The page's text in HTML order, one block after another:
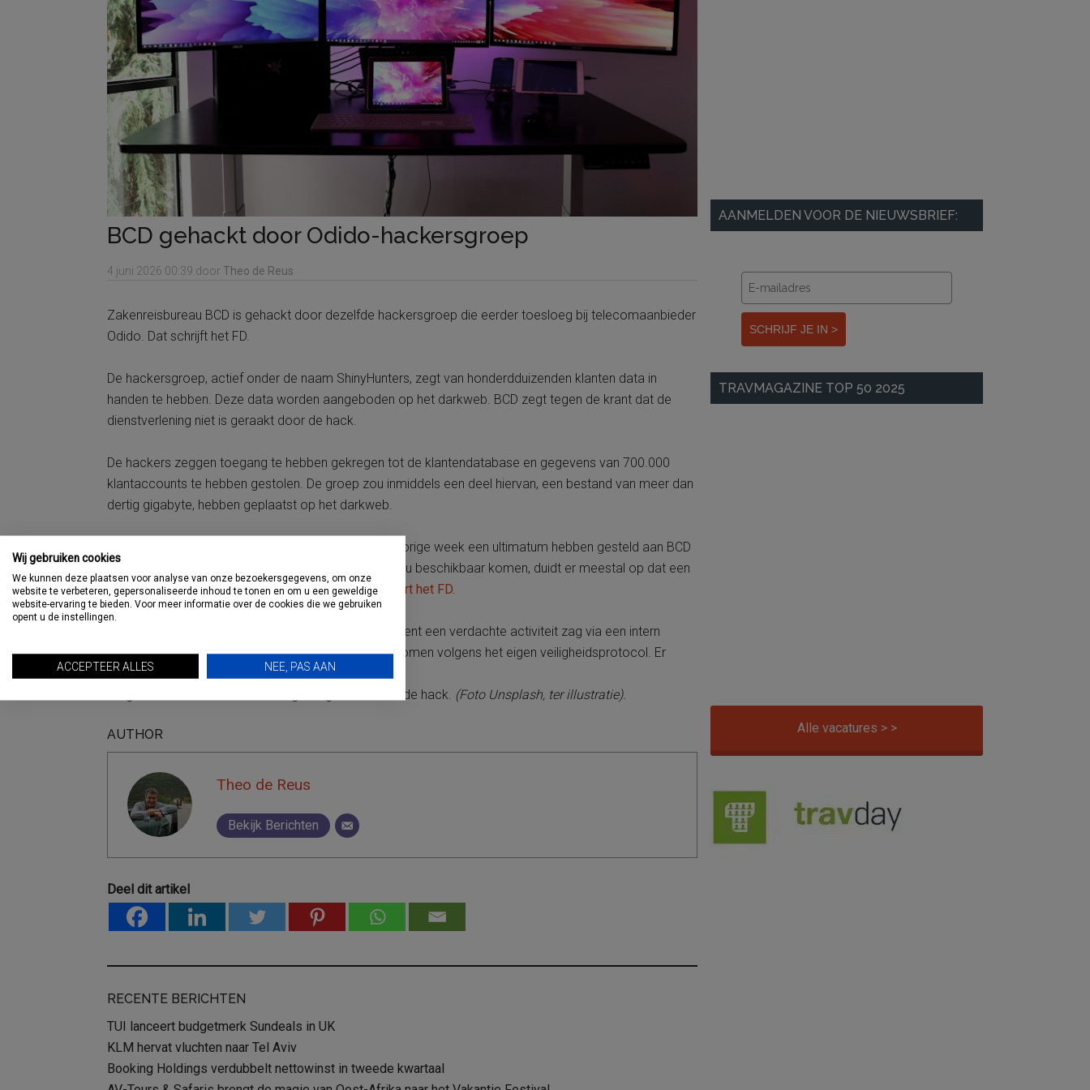
BCD gehackt door Odido-hackersgroep
4 juni 2026 00:39 door Theo de Reus
Zakenreisbureau BCD is gehackt door dezelfde hackersgroep die eerder toesloeg bij telecomaanbieder
Odido. Dat schrijft het FD.
De hackersgroep, actief onder de naam ShinyHunters, zegt van honderdduizenden klanten data in
handen te hebben. Deze data worden aangeboden op het darkweb. BCD zegt tegen de krant dat de
dienstverlening niet is geraakt door de hack.
De hackers zeggen toegang te hebben gekregen tot de klantendatabase en gegevens van 700.000
klantaccounts te hebben gestolen. De groep zou inmiddels een deel hiervan, een bestand van meer dan
dertig gigabyte, hebben geplaatst op het darkweb.
De hackers zouden op hun pagina op het darkweb vorige week een ultimatum hebben gesteld aan BCD
om voor 1 juni losgeld te betalen. Dat de gegevens nu beschikbaar komen, duidt er meestal op dat een
bedrijf niet is ingegaan op het dreigement,concludeert het FD.
BCD zegt in een verklaring tegen de krant dat het recent een verdachte activiteit zag via een intern
gebruikt account, en dat daarna stappen zijn ondernomen volgens het eigen veiligheidsprotocol. Er
wordt nader onderzoek door specialisten ingesteld.
Volgens BCD is de dienstverlening niet geraakt door de hack. (Foto Unsplash, ter illustratie).
AUTHOR
Theo de Reus
Bekijk Berichten
Deel dit artikel
RECENTE BERICHTEN
TUI lanceert budgetmerk Sundeals in UK
KLM hervat vluchten naar Tel Aviv
Booking Holdings verdubbelt nettowinst in tweede kwartaal
AANMELDEN VOOR DE NIEUWSBRIEF:
SCHRIJF JE IN >
TRAVMAGAZINE TOP 50 2025
Alle vacatures > >
Wij gebruiken cookies
We kunnen deze plaatsen voor analyse van onze bezoekersgegevens, om onze
website te verbeteren, gepersonaliseerde inhoud te tonen en om u een geweldige
website-ervaring te bieden. Voor meer informatie over de cookies die we gebruiken
opent u de instellingen.
ACCEPTEER ALLES NEE, PAS AAN